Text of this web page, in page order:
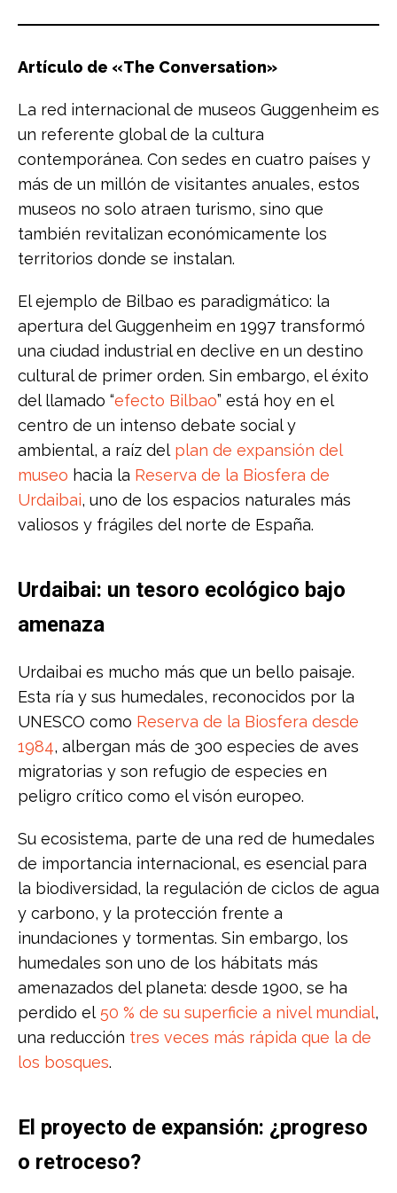
Artículo de «The Conversation»
La red internacional de museos Guggenheim es
un referente global de la cultura
contemporánea. Con sedes en cuatro países y
más de un millón de visitantes anuales, estos
museos no solo atraen turismo, sino que
también revitalizan económicamente los
territorios donde se instalan.
El ejemplo de Bilbao es paradigmático: la
apertura del Guggenheim en 1997 transformó
una ciudad industrial en declive en un destino
cultural de primer orden. Sin embargo, el éxito
del llamado “efecto Bilbao” está hoy en el
centro de un intenso debate social y
ambiental, a raíz del plan de expansión del
museo hacia la Reserva de la Biosfera de
Urdaibai, uno de los espacios naturales más
valiosos y frágiles del norte de España.
Urdaibai: un tesoro ecológico bajo
amenaza
Urdaibai es mucho más que un bello paisaje.
Esta ría y sus humedales, reconocidos por la
UNESCO como Reserva de la Biosfera desde
1984, albergan más de 300 especies de aves
migratorias y son refugio de especies en
peligro crítico como el visón europeo.
Su ecosistema, parte de una red de humedales
de importancia internacional, es esencial para
la biodiversidad, la regulación de ciclos de agua
y carbono, y la protección frente a
inundaciones y tormentas. Sin embargo, los
humedales son uno de los hábitats más
amenazados del planeta: desde 1900, se ha
perdido el 50 % de su superficie a nivel mundial,
una reducción tres veces más rápida que la de
los bosques.
El proyecto de expansión: ¿progreso
o retroceso?